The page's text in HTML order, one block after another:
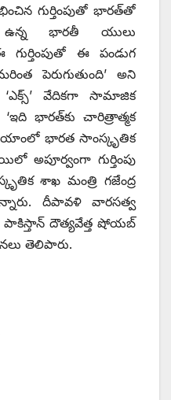
గుర్తింపుతో భారత్‌తో
ఉన్న భారతీ యులు
గుర్తింపుతో ఈ పండుగ
పెరుగుతుంది’ అని
‘ఎక్స్’ ‌వేదికగా సామాజిక
భారత్‌కు చారిత్రాత్మక
భారత సాంస్కృతిక
అపూర్వంగా గుర్తింపు
శాఖ మంత్రి గజేంద్ర
దీపావళి వారసత్వ
‌దౌత్యవేత్త షోయబ్‌
తెలిపారు.